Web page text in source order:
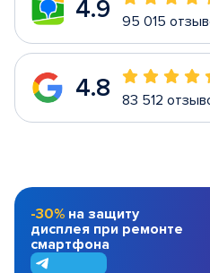
4.9 95 015
4.8 83 512
-30% на защиту
дисплея при ремонте
смартфона